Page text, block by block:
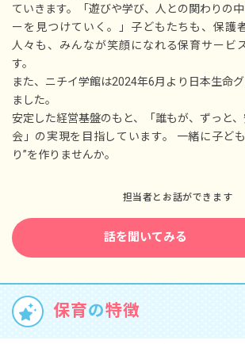
※試用期間3カ月／同条件
■入社時特別休暇（3日）
■サポート休暇（条件あり）
■子の看護休暇
■介護休暇
■家族愛休暇
※年間休日122日以上
ていきます。「遊びや学び、人との関わりの
ーを見つけていく。」子どもたちも、保護
人々も、みんなが笑顔になれる保育サービ
す。
また、ニチイ学館は2024年6月より日本生命
ました。
安定した経営基盤のもと、「誰もが、ずっと
会」の実現を目指しています。 一緒に子ど
り”を作りませんか。
担当者とお話ができます
話を聞いてみる
保育の特徴